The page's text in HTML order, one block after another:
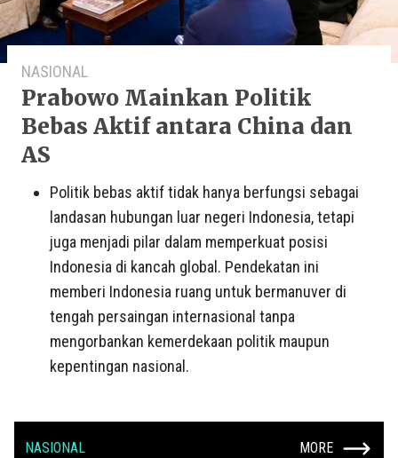
NASIONAL
Prabowo Mainkan Politik
Bebas Aktif antara China dan
AS
Politik bebas aktif tidak hanya berfungsi sebagai
landasan hubungan luar negeri Indonesia, tetapi
juga menjadi pilar dalam memperkuat posisi
Indonesia di kancah global. Pendekatan ini
memberi Indonesia ruang untuk bermanuver di
tengah persaingan internasional tanpa
mengorbankan kemerdekaan politik maupun
kepentingan nasional.
NASIONAL MORE